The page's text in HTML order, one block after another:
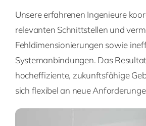
Unsere erfahrenen Ingenieure
relevanten Schnittstellen und
Fehldimensionierungen sowie
Systemanbindungen. Das
hocheffiziente, zukunftsfähige
sich flexibel an neue